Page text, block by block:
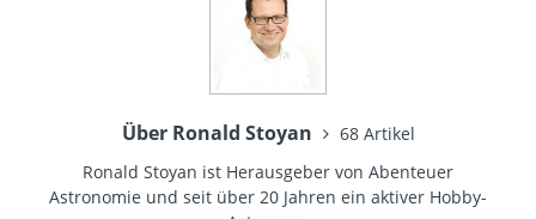
Über Ronald Stoyan
68 Artikel
Ronald Stoyan ist Herausgeber von Abenteuer
Astronomie und seit über 20 Jahren ein aktiver Hobby-